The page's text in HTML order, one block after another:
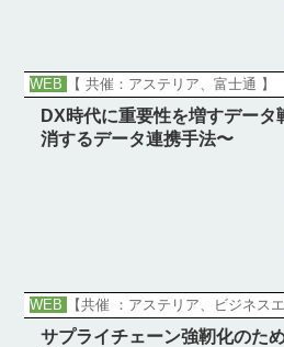
WEB 【 共催：アステリア、富士通 】
DX時代に重要性を増すデー
消するデータ連携手法〜
WEB 【共催 ：アステリア、ビジネス
サプライチェーン強靭化のた